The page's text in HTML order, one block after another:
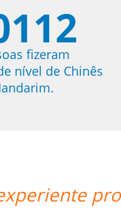
fizeram
nível de Chinês
e